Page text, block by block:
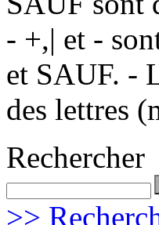
- +,| et -
et SAUF. -
des lettres
Rechercher
>>